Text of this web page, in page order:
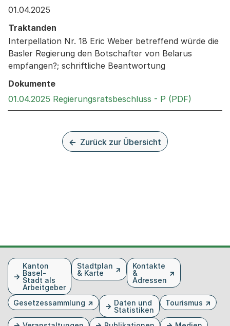
01.04.2025
Traktanden
Interpellation Nr. 18 Eric Weber betreffend würde die
Basler Regierung den Botschafter von Belarus
empfangen?; schriftliche Beantwortung
Dokumente
01.04.2025 Regierungsratsbeschluss - P (PDF)
Zurück zur Übersicht
FusszeileKanton
Basel-
Stadt als
Arbeitgeber
Stadtplan
& Karte
Kontakte
&
Adressen
Gesetzessammlung
Daten und
Statistiken
Tourismus